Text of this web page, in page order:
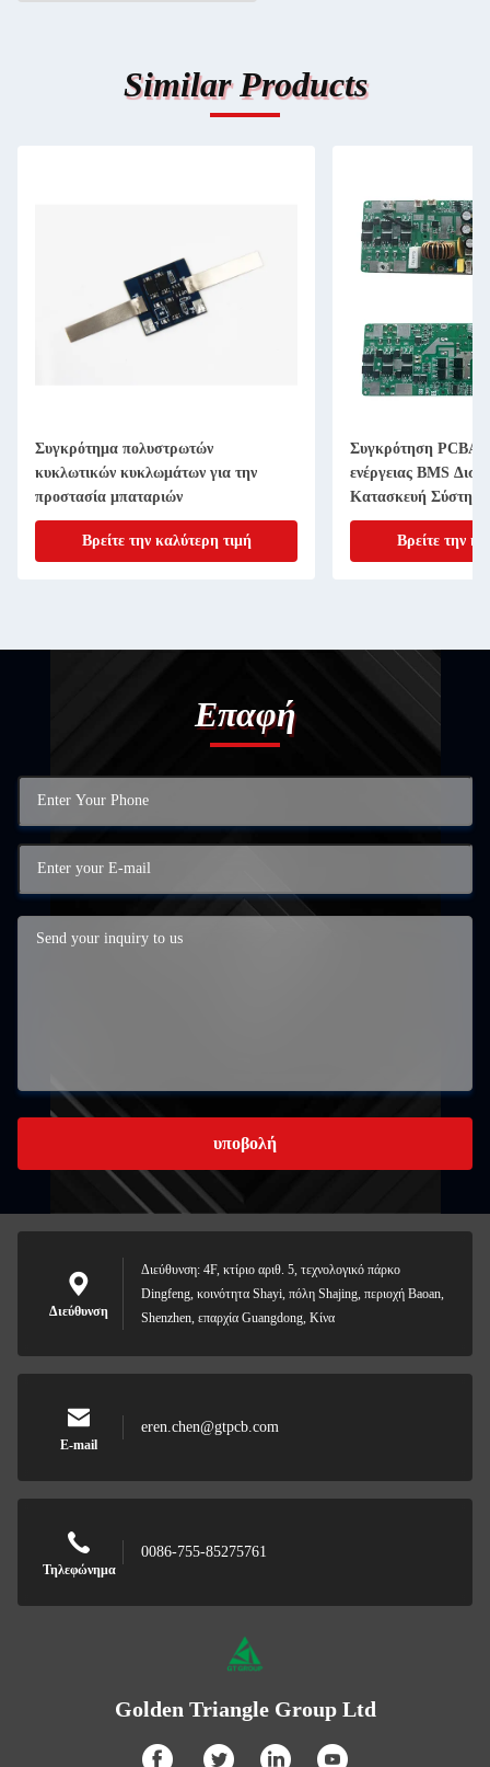
Similar Products
Συγκρότημα πολυστρωτών
κυκλωτικών κυκλωμάτων για την
προστασία μπαταριών
Βρείτε την καλύτερη τιμή
Συγκρότηση PCBA
ενέργειας BMS
Κατασκευή Σύστημα
ισορροπίας παροχής
Βρείτε την
Επαφή
υποβολή
Διεύθυνση
Διεύθυνση: 4F, κτίριο αριθ. 5, τεχνολογικό πάρκο
Dingfeng, κοινότητα Shayi, πόλη Shajing, περιοχή Baoan,
Shenzhen, επαρχία Guangdong, Κίνα
E-mail
eren.chen@gtpcb.com
Τηλεφώνημα
0086-755-85275761
Golden Triangle Group Ltd